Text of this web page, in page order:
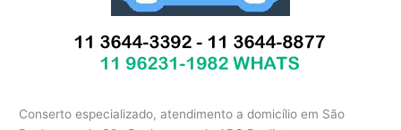
Conserto especializado, atendimento a domicílio em São